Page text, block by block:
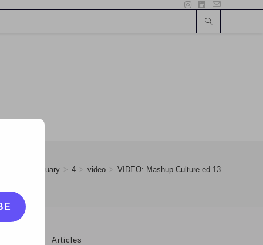
January > 4 > video > VIDEO: Mashup Culture ed 13
Articles